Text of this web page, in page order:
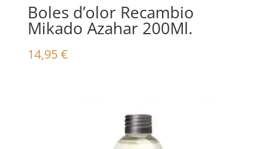
Boles d’olor Recambio
Mikado Azahar 200Ml.
14,95€